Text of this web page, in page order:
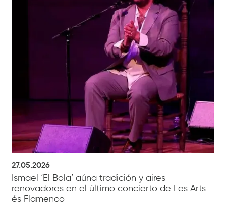
27.05.2026
Ismael ‘El Bola’ aúna tradición y aires
renovadores en el último concierto de Les Arts
és Flamenco